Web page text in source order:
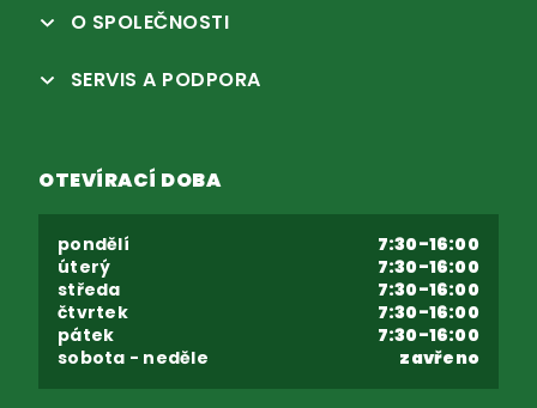
O SPOLEČNOSTI
SERVIS A PODPORA
OTEVÍRACÍ DOBA
pondělí
7:30-16:00
úterý
7:30-16:00
středa
7:30-16:00
čtvrtek
7:30-16:00
pátek
7:30-16:00
sobota - neděle
zavřeno